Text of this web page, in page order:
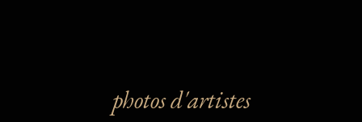
photos d'artistes